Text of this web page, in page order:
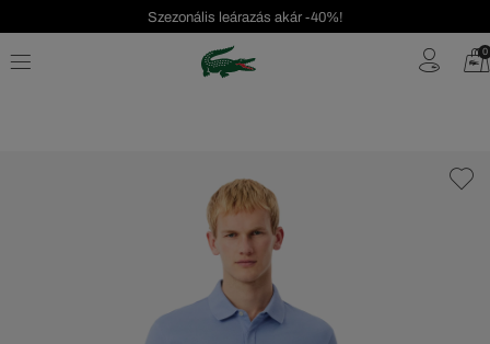
Szezonális leárazás akár -40%!
Ingyenes visszaküldés! 0